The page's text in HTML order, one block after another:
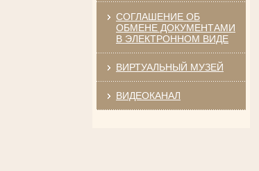
Винник Евдокия Трофимовна
Труженица тыла в годы
Великой Отечественной войны
СОГЛАШЕНИЕ ОБ
ОБМЕНЕ ДОКУМЕНТАМИ
В ЭЛЕКТРОННОМ ВИДЕ
ВИРТУАЛЬНЫЙ МУЗЕЙ
ВИДЕОКАНАЛ